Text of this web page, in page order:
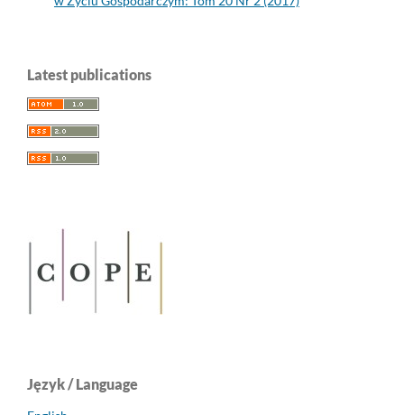
Latest publications
Język / Language